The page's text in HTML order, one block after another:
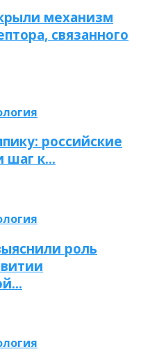
механизм
связанного
российские
шаг к…
роль